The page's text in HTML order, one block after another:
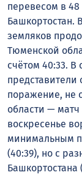
перевесом в 48
Башкортостан.
земляков
Тюменской
счётом 40:33.
поражение, не
области —
воскресенье
минимальным
(40:39), но с
Башкортостана